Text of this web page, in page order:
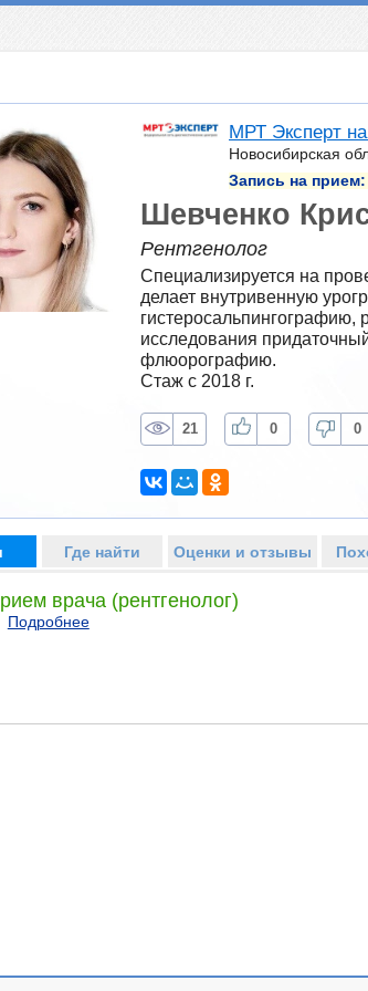
МРТ Эксперт
Новосибирская
Запись на прием:
Шевченко
Рентгенолог
Специализируется на
делает внутривенную
гистеросальпингографию,
исследования
флюорографию.
Стаж с 2018 г.
21 0 0
Где найти Оценки и отзывы
врача (рентгенолог)
Подробнее